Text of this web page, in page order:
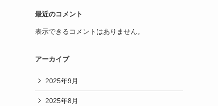
最近のコメント
表示できるコメントはありません。
アーカイブ
2025年9月
2025年8月